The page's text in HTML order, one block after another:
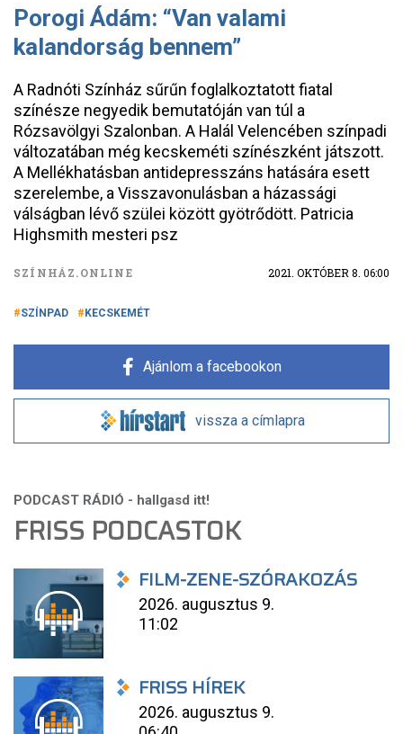
Porogi Ádám: “Van valami
kalandorság bennem”
A Radnóti Színház sűrűn foglalkoztatott fiatal
színésze negyedik bemutatóján van túl a
Rózsavölgyi Szalonban. A Halál Velencében színpadi
változatában még kecskeméti színészként játszott.
A Mellékhatásban antidepresszáns hatására esett
szerelembe, a Visszavonulásban a házassági
válságban lévő szülei között gyötrődött. Patricia
Highsmith mesteri psz
SZÍNHÁZ.ONLINE 2021. OKTÓBER 8. 06:00
SZÍNPAD KECSKEMÉT
Ajánlom a facebookon
vissza a címlapra
FRISS PODCASTOK
FILM-ZENE-SZÓRAKOZÁS
2026. augusztus 9.
11:02
FRISS HÍREK
2026. augusztus 9.